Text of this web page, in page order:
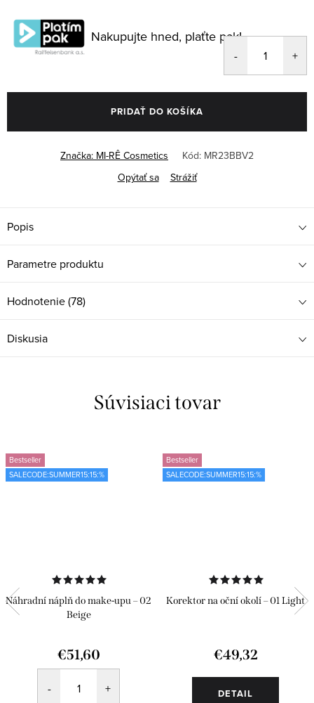
cena:
Nakupujte hned, plaťte pak!
PRIDAŤ DO KOŠÍKA
Značka: MI-RÊ Cosmetics Kód: MR23BBV2
Opýtať sa
Strážiť
Popis
Parametre produktu
Hodnotenie (78)
Diskusia
Súvisiaci tovar
Bestseller
SALECODE:SUMMER15:15:%
Náhradní náplň do make-upu – 02
Beige
€51,60
Bestseller
SALECODE:SUMMER15:15:%
Korektor na oční okolí – 01 Light
€49,32
DETAIL